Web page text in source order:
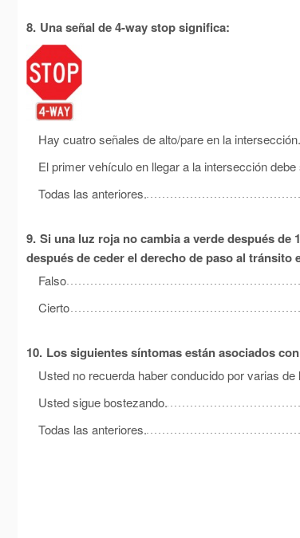
8. Una señal de 4-way stop significa:
Hay cuatro señales de alto/pare en la intersección.
El primer vehículo en llegar a la intersección
Todas las anteriores.
9. Si una luz roja no cambia a verde después
después de ceder el derecho de paso al tránsito
Falso
Cierto
10. Los siguientes síntomas están asociados
Usted no recuerda haber conducido por varias
Usted sigue bostezando.
Todas las anteriores.